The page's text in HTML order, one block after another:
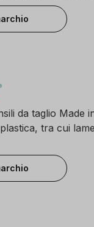
da taglio Made
tra cui